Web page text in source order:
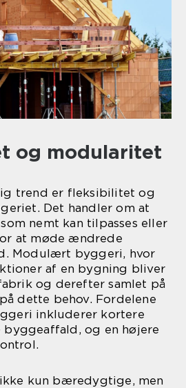
og modularitet
trend er fleksibilitet og
Det handler om at
nemt kan tilpasses eller
at møde ændrede
Modulært byggeri, hvor
af en bygning bliver
og derefter samlet på
dette behov. Fordelene
inkluderer kortere
og en højere
kun bæredygtige, men